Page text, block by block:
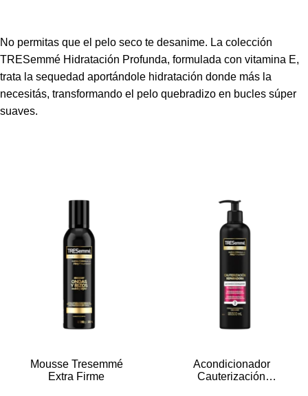
No permitas que el pelo seco te desanime. La colección
TRESemmé Hidratación Profunda, formulada con vitamina E,
trata la sequedad aportándole hidratación donde más la
necesitás, transformando el pelo quebradizo en bucles súper
suaves.
Mousse Tresemmé
Extra Firme
Acondicionador
Cauterización